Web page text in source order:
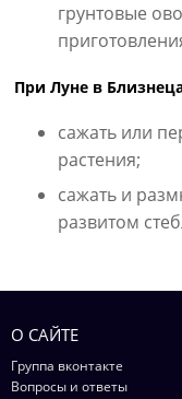
грунтовые
При Луне в
сажать или
растения;
сажать и
развитом
О САЙТЕ
Группа вконтакте
Вопросы и ответы